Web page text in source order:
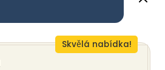
Skvělá nabídka!